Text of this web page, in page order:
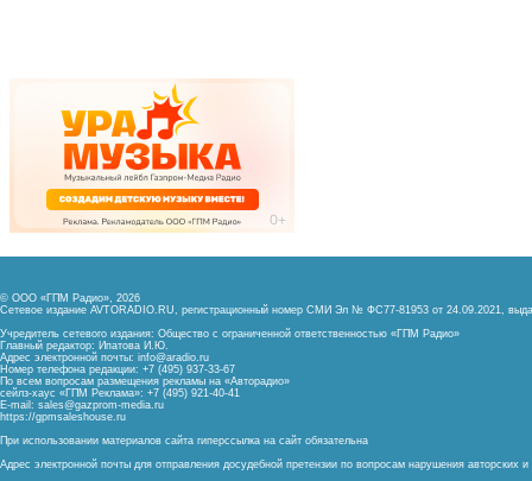
© ООО «ГПМ Радио», 2026
Сетевое издание AVTORADIO.RU, регистрационный номер СМИ Эл № ФС77-81953 от 24.09.2021,
Учредитель сетевого издания: Общество с ограниченной ответственностью «ГПМ Радио»
Главный редактор: Ипатова И.Ю.
Адрес электронной почты: info@aradio.ru
Номер телефона редакции: +7 (495) 937-33-67
По всем вопросам размещения рекламы на «Авторадио»
сейлз-хаус «ГПМ Реклама»: +7 (495) 921-40-41
E-mail: sales@gazprom-media.ru
https://gpmsaleshouse.ru
При использовании материалов сайта гиперссылка на сайт обязательна
Адрес электронной почты для отправления досудебной претензии по вопросам нарушения авторских